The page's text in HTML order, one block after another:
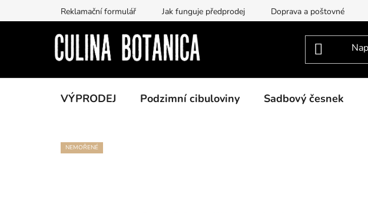
na
Reklamační formulář Jak funguje předprodej Doprava a poštovné
VÝPRODEJ Podzimní cibuloviny Sadbový česnek
NEMOŘENÉ